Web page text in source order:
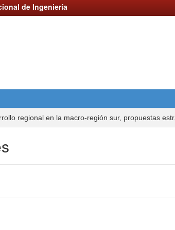
de Ingeniería
regional en la macro-región sur, propuestas